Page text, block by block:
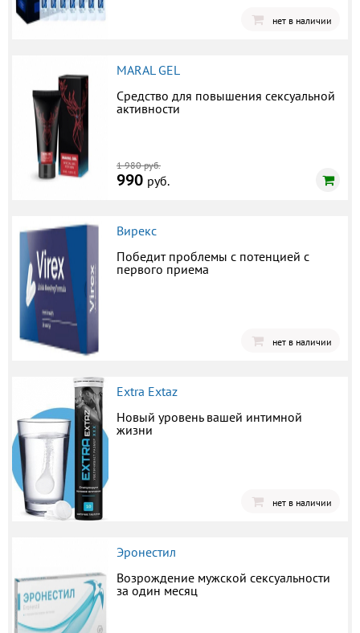
нет в наличии
MARAL GEL
Средство для повышения сексуальной
активности
1 980 руб.
990 руб.
Вирекс
Победит проблемы с потенцией с
первого приема
нет в наличии
Extra Extaz
Новый уровень вашей интимной
жизни
нет в наличии
Эронестил
Возрождение мужской сексуальности
за один месяц